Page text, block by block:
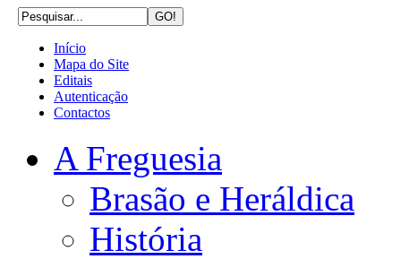
Início
Mapa do Site
Editais
Autenticação
Contactos
A Freguesia
Brasão e Heráldica
História